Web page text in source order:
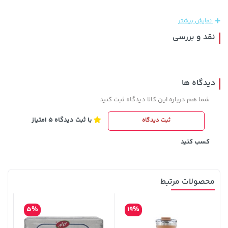
27,480,000 تومان خرید
3,679,000 تومان
نمایش بیشتر
نقد و بررسی
دیدگاه ها
شما هم درباره این کالا دیدگاه ثبت کنید
ثبت دیدگاه با ثبت دیدگاه 5 امتیاز
کسب کنید
محصولات مرتبط
19%
5%